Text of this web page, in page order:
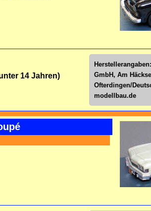
GmbH, Am
Ofterdingen/
modellbau.de
14 Jahren)